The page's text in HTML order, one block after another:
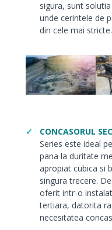
sigura, sunt
unde cerintele de
din cele mai stricte.
CONCASORUL
Series este ideal
pana la duritate
apropiat cubica si
singura trecere.
oferit intr-o
tertiara, datorita
necesitatea